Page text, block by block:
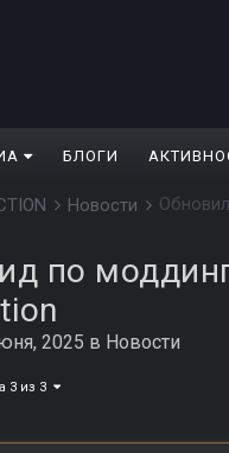
БЛОГИ
Новости
по
2025 в Новости
3 из 3